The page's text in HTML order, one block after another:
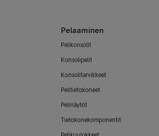
Pelaaminen
Pelikonsolit
Konsolipelit
Konsolitarvikkeet
Pelitietokoneet
Pelinäytöt
Tietokonekomponentit